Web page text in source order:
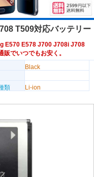
T509対応バッテリー
E570 E578 J700 J708i J708
でいつでもお安く。
Black
類
Li-ion